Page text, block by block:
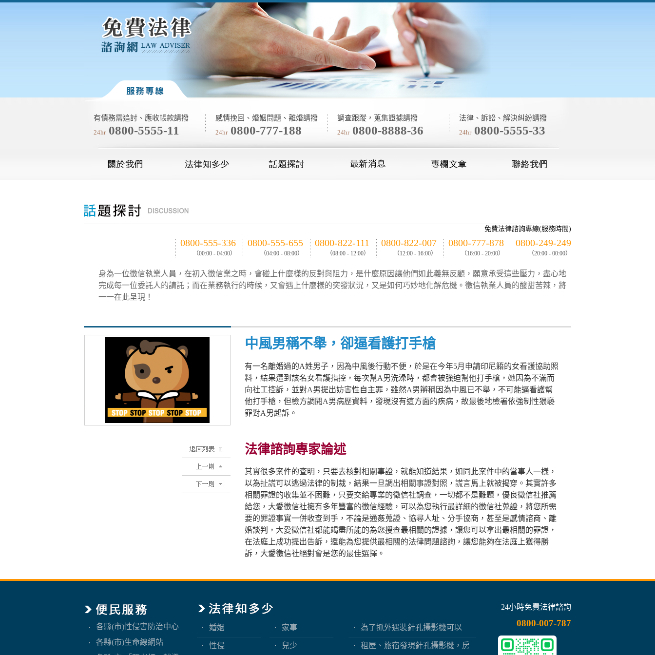
有債務需追討、應收帳款請撥
24hr 0800-5555-11
感情挽回、婚姻問題、離婚請撥
24hr 0800-777-188
調查跟蹤，蒐集證據請撥
24hr 0800-8888-36
法律、訴訟、解決糾紛請撥
24hr 0800-5555-33
免費法律諮詢專線(服務時間)
0800-555-336
（00:00 - 04:00）
0800-555-655
（04:00 - 08:00）
0800-822-111
（08:00 - 12:00）
0800-822-007
（12:00 - 16:00）
0800-777-878
（16:00 - 20:00）
0800-249-249
（20:00 - 00:00）
身為一位徵信執業人員，在初入徵信業之時，會碰上什麼樣的反對與阻力，是什麼原因讓他們如此義無反顧，願意承受這些壓力，盡心地
完成每一位委託人的請託；而在業務執行的時候，又會遇上什麼樣的突發狀況，又是如何巧妙地化解危機。徵信執業人員的酸甜苦辣，將
一一在此呈現！
中風男稱不舉，卻逼看護打手槍
有一名離婚過的A姓男子，因為中風後行動不便，於是在今年5月申請印尼籍的女看護協助照
料，結果遭到該名女看護指控，每次幫A男洗澡時，都會被強迫幫他打手槍，她因為不滿而
向社工控訴，並對A男提出妨害性自主罪，雖然A男辯稱因為中風已不舉，不可能逼看護幫
他打手槍，但檢方調閱A男病歷資料，發現沒有這方面的疾病，故最後地檢署依強制性猥褻
罪對A男起訴。
法律諮詢專家論述
其實很多案件的查明，只要去核對相關事證，就能知道結果，如同此案件中的當事人一樣，
以為扯謊可以逃過法律的制裁，結果一旦調出相關事證對照，謊言馬上就被揭穿。其實許多
相關罪證的收集並不困難，只要交給專業的徵信社調查，一切都不是難題，優良徵信社推薦
給您，大愛徵信社擁有多年豐富的徵信經驗，可以為您執行最詳細的徵信社蒐證，將您所需
要的罪證事實一併收查到手，不論是通姦蒐證、協尋人址、分手協商，甚至是感情諮商、離
婚談判，大愛徵信社都能竭盡所能的為您搜查最相關的證據，讓您可以拿出最相關的罪證，
在法庭上成功提出告訴，還能為您提供最相關的法律問題諮詢，讓您能夠在法庭上獲得勝
訴，大愛徵信社絕對會是您的最佳選擇。
各縣(市)性侵害防治中心
各縣(市)生命線網站
婚姻 家事
性侵 兒少
為了抓外遇裝針孔攝影機可以
租屋、旅宿發現針孔攝影機，房
24小時免費法律諮詢
0800-007-787